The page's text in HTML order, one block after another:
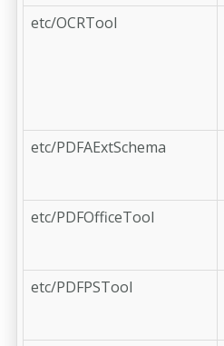
etc/OCRTool
etc/PDFAExtSchema
etc/PDFOfficeTool
etc/PDFPSTool